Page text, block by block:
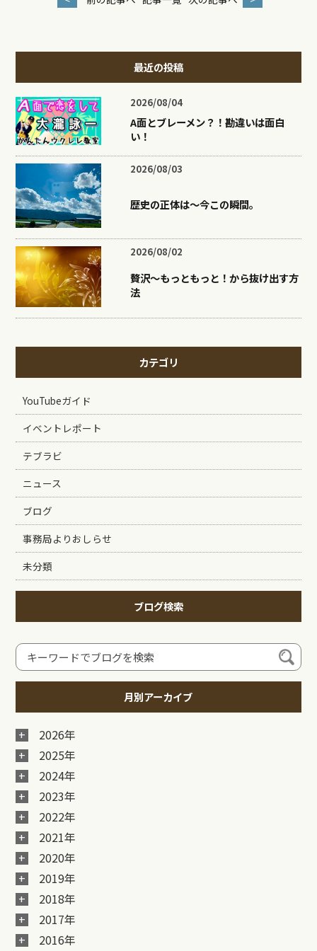
最近の投稿
2026/08/04
A面とブレーメン？！勘違いは面白
い！
2026/08/03
歴史の正体は〜今この瞬間。
2026/08/02
贅沢〜もっともっと！から抜け出す方
法
カテゴリ
YouTubeガイド
イベントレポート
テブラビ
ニュース
ブログ
事務局よりおしらせ
未分類
ブログ検索
月別アーカイブ
2026年
2025年
2024年
2023年
2022年
2021年
2020年
2019年
2018年
2017年
2016年